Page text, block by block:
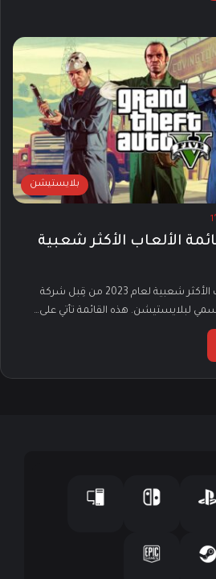
بلايستيشن
الألعاب الأكثر شعبية
تم نشر قائمة الألعاب الأكثر شعبية لعام 2023 من قِبل شركة
لبلايستيشن. هذه القائمة تأتي على…